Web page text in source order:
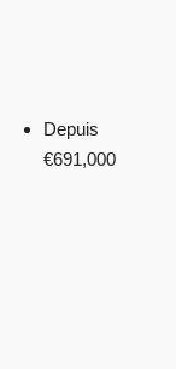
Depuis
€691,000